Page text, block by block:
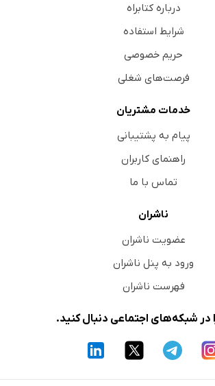
درباره کتابراه
شرایط استفاده
حریم خصوصی
فرصت‌های شغلی
خدمات مشتریان
پیام به پشتیبانی
راهنمای کاربران
تماس با ما
ناشران
عضویت ناشران
ورود به پنل ناشران
فهرست ناشران
را در شبکه‌های اجتماعی دنبال کنید.